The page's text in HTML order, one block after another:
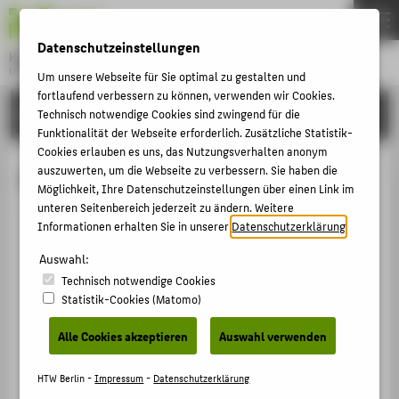
Hochschule für Technik und Wirtschaft Berlin
University of Applied Sciences
Menu
HOCHSCHULE
M.A. Caroline Scheben
+49 30 5019-3556
Berlin.de
Campus Treskowallee
TA Gebäude C , 129
Treskowallee 8
10318Berlin
THEMEN
HOCHSCHULE
CAMPUS
STUDIUM
LEHRE
KARRIERE
INTERNATIONAL
INFORMATIONEN FÜR
Datenschutzeinstellungen
Um unsere Webseite für Sie optimal zu gestalten und
fortlaufend verbessern zu können, verwenden wir Cookies.
Technisch notwendige Cookies sind zwingend für die
Funktionalität der Webseite erforderlich. Zusätzliche Statistik-
Cookies erlauben es uns, das Nutzungsverhalten anonym
auszuwerten, um die Webseite zu verbessern. Sie haben die
Möglichkeit, Ihre Datenschutzeinstellungen über einen Link im
unteren Seitenbereich jederzeit zu ändern. Weitere
Informationen erhalten Sie in unsererDatenschutzerklärung
Auswahl:
Technisch notwendige Cookies
Statistik-Cookies (Matomo)
Alle Cookies akzeptieren Auswahl verwenden
HTW Berlin -Impressum- Datenschutzerklärung